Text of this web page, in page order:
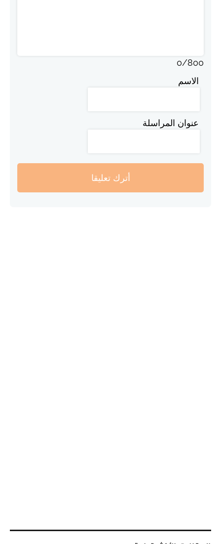
0/800
الاسم
عنوان المراسلة
أترك تعليقا